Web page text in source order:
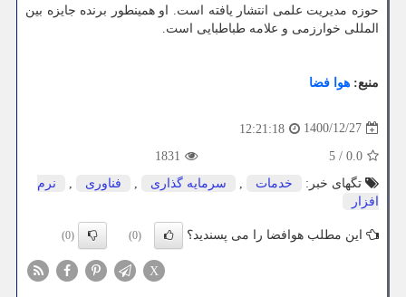
حوزه مدیریت علمی انتشار یافته است. او همینطور برنده جایزه بین
المللی خوارزمی و علامه طباطبایی است.
منبع: هوا فضا
1400/12/27
12:21:18
0.0
/
5
1831
تگهای خبر:
خدمات , سرمایه گذاری , فناوری ,
نرم
افزار
این مطلب هوافضا را می پسندید؟ (0)
(0)
X